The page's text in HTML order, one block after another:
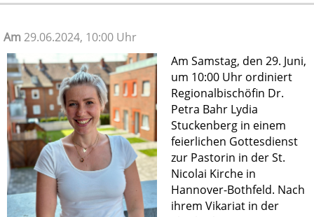
Am29.06.2024, 10:00 Uhr
Am Samstag, den 29. Juni,
um 10:00 Uhr ordiniert
Regionalbischöfin Dr.
Petra Bahr Lydia
Stuckenberg in einem
feierlichen Gottesdienst
zur Pastorin in der St.
Nicolai Kirche in
Hannover-Bothfeld. Nach
ihrem Vikariat in der